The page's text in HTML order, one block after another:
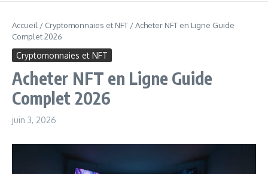
Accueil / Cryptomonnaies et NFT /Acheter NFT en Ligne Guide
Complet 2026
Cryptomonnaies et NFT
Acheter NFT en Ligne Guide
Complet 2026
juin 3, 2026